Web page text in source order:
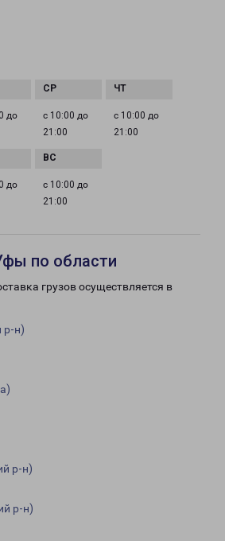
до
с 10:00 до
21:00
с 10:00 до
21:00
до
с 10:00 до
21:00
по области
грузов осуществляется в
р-н)
р-н)
р-н)